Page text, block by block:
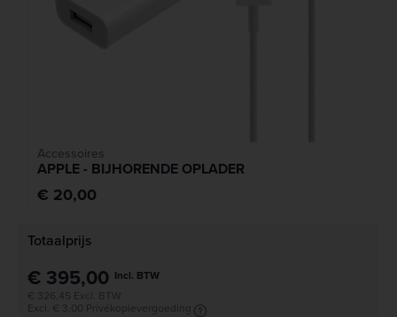
Accessoires
APPLE - BIJHORENDE OPLADER
€ 20,00
Totaalprijs
€ 395,00 Incl. BTW
€ 326,45 Excl. BTW
Excl. € 3,00 Privékopievergoeding